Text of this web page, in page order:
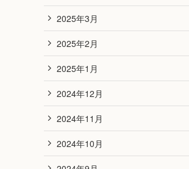
2025年3月
2025年2月
2025年1月
2024年12月
2024年11月
2024年10月